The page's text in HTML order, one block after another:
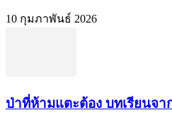
10 กุมภาพันธ์ 2026
ป่าที่ห้ามแตะต้อง บทเรียนจ